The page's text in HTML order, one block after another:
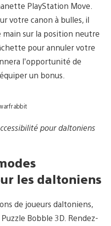
PlayStation Move.
votre canon à bulles, il
main sur la position neutre
pour annuler votre
l’opportunité de
un bonus.
pour daltoniens
les daltoniens
de joueurs daltoniens,
Bobble 3D. Rendez-